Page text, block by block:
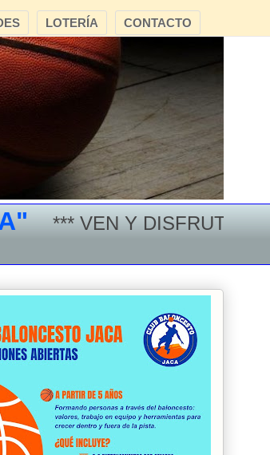
CONTACTO
LOTERÍA
*** VEN Y DISFRUTA DEL